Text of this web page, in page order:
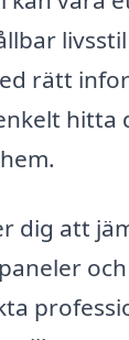
rätt
hitta
dig att